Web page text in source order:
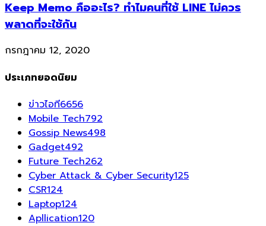
Keep Memo คืออะไร? ทำไมคนที่ใช้ LINE ไม่ควร
พลาดที่จะใช้กัน
กรกฎาคม 12, 2020
ประเภทยอดนิยม
ข่าวไอที6656
Mobile Tech792
Gossip News498
Gadget492
Future Tech262
Cyber Attack & Cyber Security125
CSR124
Laptop124
Apllication120